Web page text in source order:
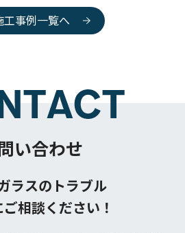
工事例一覧へ
い合わせ
ラスのトラブル
相談ください！